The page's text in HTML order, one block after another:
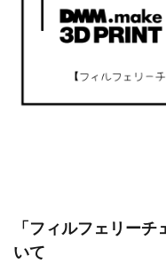
「フィルフェリー
いて